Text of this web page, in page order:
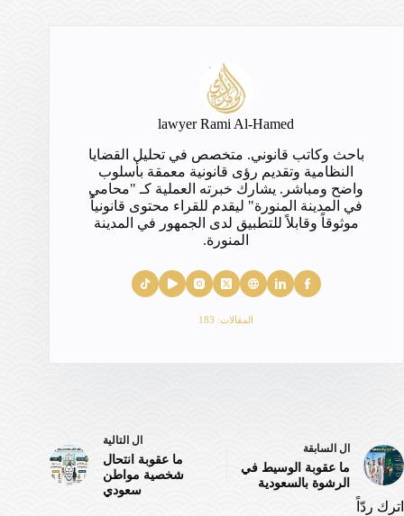
lawyer Rami Al-Hamed
باحث وكاتب قانوني. متخصص في تحليل القضايا
النظامية وتقديم رؤى قانونية معمقة بأسلوب
واضح ومباشر. يشارك خبرته العملية كـ "محامي
في المدينة المنورة" ليقدم للقراء محتوى قانونياً
موثوقاً وقابلاً للتطبيق لدى الجمهور في المدينة
المنورة.
المقالات: 183
ال السابقة
ما عقوبة الوسيط في
الرشوة بالسعودية
ال التالية
ما عقوبة انتحال
شخصية مواطن
سعودي
اترك ردّاً